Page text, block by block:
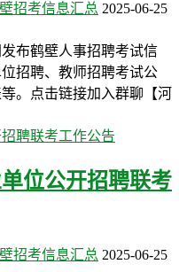
招考信息汇总 2025-06-25
布鹤壁人事招聘考试信
招聘、教师招聘考试公
。点击链接加入群聊【河
位公开招聘联考
招考信息汇总 2025-06-25